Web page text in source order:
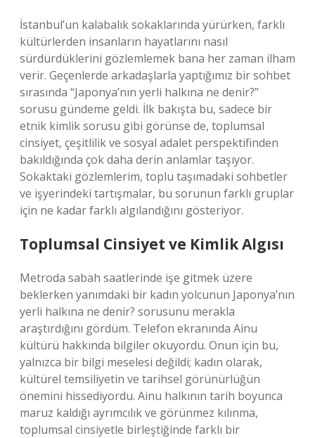
İstanbul’un kalabalık sokaklarında yürürken, farklı
kültürlerden insanların hayatlarını nasıl
sürdürdüklerini gözlemlemek bana her zaman ilham
verir. Geçenlerde arkadaşlarla yaptığımız bir sohbet
sırasında “Japonya’nın yerli halkına ne denir?”
sorusu gündeme geldi. İlk bakışta bu, sadece bir
etnik kimlik sorusu gibi görünse de, toplumsal
cinsiyet, çeşitlilik ve sosyal adalet perspektifinden
bakıldığında çok daha derin anlamlar taşıyor.
Sokaktaki gözlemlerim, toplu taşımadaki sohbetler
ve işyerindeki tartışmalar, bu sorunun farklı gruplar
için ne kadar farklı algılandığını gösteriyor.
Toplumsal Cinsiyet ve Kimlik Algısı
Metroda sabah saatlerinde işe gitmek üzere
beklerken yanımdaki bir kadın yolcunun Japonya’nın
yerli halkına ne denir? sorusunu merakla
araştırdığını gördüm. Telefon ekranında Ainu
kültürü hakkında bilgiler okuyordu. Onun için bu,
yalnızca bir bilgi meselesi değildi; kadın olarak,
kültürel temsiliyetin ve tarihsel görünürlüğün
önemini hissediyordu. Ainu halkının tarih boyunca
maruz kaldığı ayrımcılık ve görünmez kılınma,
toplumsal cinsiyetle birleştiğinde farklı bir